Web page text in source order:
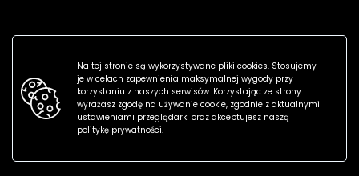
Na tej stronie są wykorzystywane pliki cookies. Stosujemy
je w celach zapewnienia maksymalnej wygody przy
korzystaniu z naszych serwisów. Korzystając ze strony
wyrażasz zgodę na używanie cookie, zgodnie z aktualnymi
ustawieniami przeglądarki oraz akceptujesz naszą
politykę prywatności.